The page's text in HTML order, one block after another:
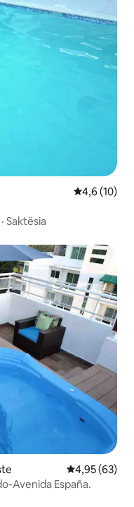
Vlerësimi
4,6 (10)
· Saktësia
Vlerësimi
4,95 (63)
Avenida España.